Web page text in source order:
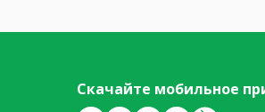
Скачайте мобильное